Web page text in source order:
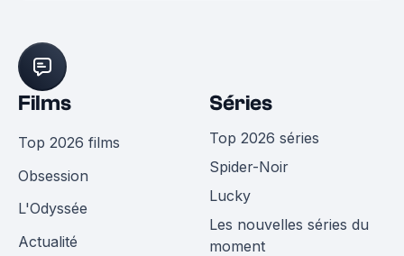
Films
Top 2026 films
Obsession
L'Odyssée
Actualité
Séries
Top 2026 séries
Spider-Noir
Lucky
Les nouvelles séries du
moment